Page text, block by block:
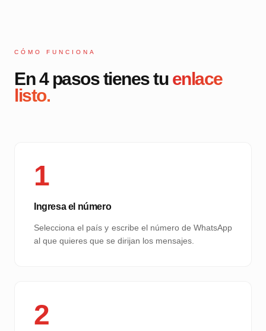
CÓMO FUNCIONA
En 4 pasos tienes tu enlace
listo.
1
Ingresa el número
Selecciona el país y escribe el número de WhatsApp
al que quieres que se dirijan los mensajes.
2